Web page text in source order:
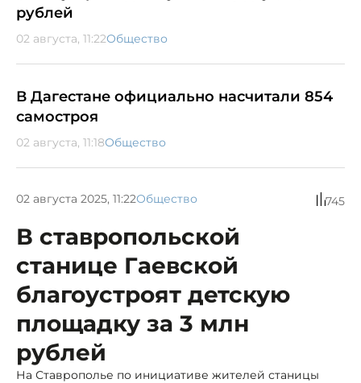
рублей
02 августа, 11:22Общество
В Дагестане официально насчитали 854
самостроя
02 августа, 11:18Общество
02 августа 2025, 11:22Общество 745
В ставропольской
станице Гаевской
благоустроят детскую
площадку за 3 млн
рублей
На Ставрополье по инициативе жителей станицы